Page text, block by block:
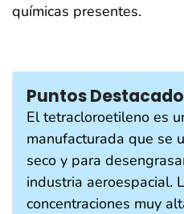
químicas presentes.
Puntos
El tetracloroetileno es
manufacturada que se
seco y para
industria aeroespacial.
concentraciones muy